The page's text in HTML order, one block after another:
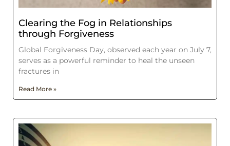
Clearing the Fog in Relationships
through Forgiveness
Global Forgiveness Day, observed each year on July 7,
serves as a powerful reminder to heal the unseen
fractures in
Read More »